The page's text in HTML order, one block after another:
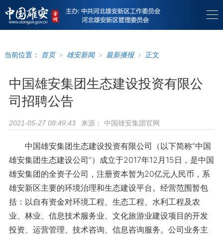
当前位置： 首页 > 雄安新闻 > 最新播报 > 正文
中国雄安集团生态建设投资有限公
司招聘公告
2021-05-27 08:49:43 来源： 中国雄安集团官网
中国雄安集团生态建设投资有限公司（以下简称“中国
雄安集团生态建设公司”）成立于2017年12月15日，是中国
雄安集团的全资子公司，注册资本暂为20亿元人民币，系
雄安新区主要的环境治理和生态建设平台。经营范围暂包
括：以自有资金对环境工程、生态工程、水利工程及农
业、林业、信息技术服务业、文化旅游业建设项目的开发
投资、运营管理、技术咨询、信息咨询服务。公司业务主